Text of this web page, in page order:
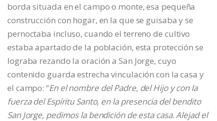
borda situada en el campo o monte, esa pequeña
construcción con hogar, en la que se guisaba y se
pernoctaba incluso, cuando el terreno de cultivo
estaba apartado de la población, esta protección se
lograba rezando la oración a San Jorge, cuyo
contenido guarda estrecha vinculación con la casa y
el campo: “En el nombre del Padre, del Hijo y con la
fuerza del Espíritu Santo, en la presencia del bendito
San Jorge, pedimos la bendición de esta casa. Alejad el